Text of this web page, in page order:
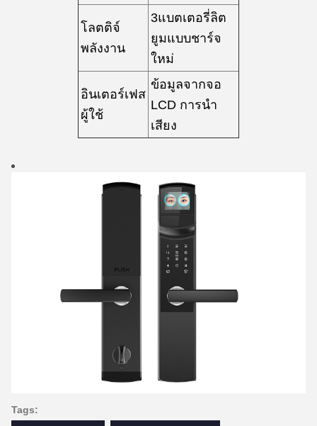
โลตติจ์
พลังงาน
3แบตเตอรี่ลิต
ยูมแบบชาร์จ
ใหม่
อินเตอร์เฟส
ผู้ใช้
ข้อมูลจากจอ
LCD การนํา
เสียง
Tags: